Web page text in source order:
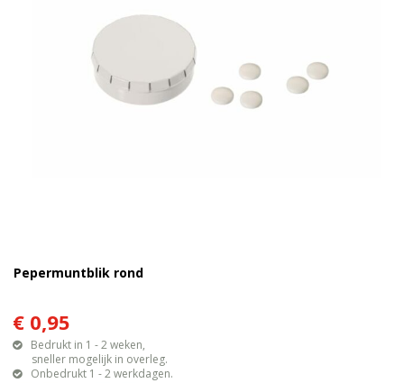
Pepermuntblik rond
€ 0,95
Bedrukt in 1 - 2 weken,
sneller mogelijk in overleg.
Onbedrukt 1 - 2 werkdagen.